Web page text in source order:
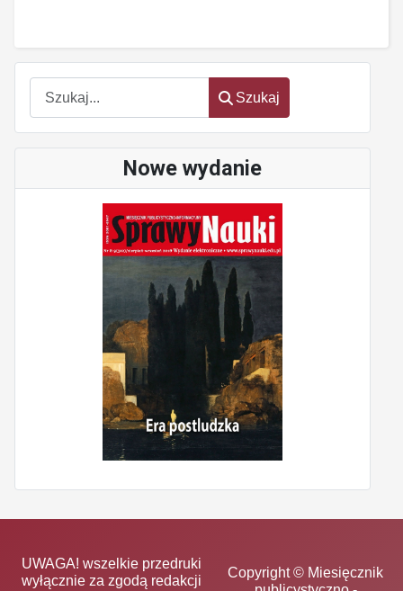
Szukaj
Szukaj
Nowe wydanie
UWAGA! wszelkie przedruki
wyłącznie za zgodą redakcji
Copyright © Miesięcznik